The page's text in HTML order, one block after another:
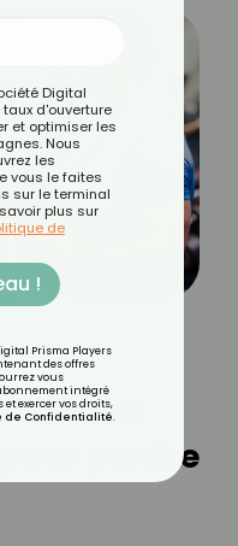
perdre
Digital
d'ouverture
et optimiser les
Nous
les
vous le faites
sur le terminal
plus sur
de
!
Prisma Players
des offres
vous
intégré
exercer vos droits,
de Confidentialité.